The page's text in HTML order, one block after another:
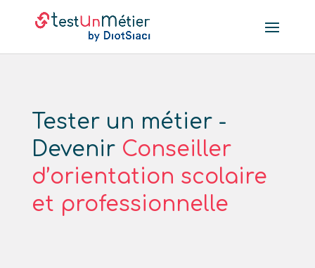
Tester un métier -
Devenir Conseiller
d’orientation scolaire
et professionnelle